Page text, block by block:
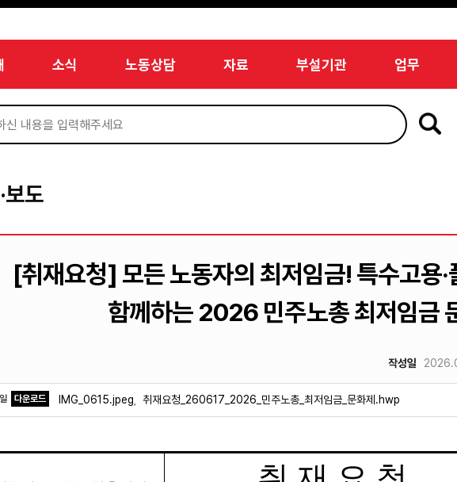
소식 노동상담 자료 부설기관 업무
보도
[취재요청] 모든 노동자의 최저임금! 특수고용
함께하는 2026 민주노총 최저임금
작성일
다운로드 IMG_0615.jpeg 취재요청_260617_2026_민주노총_최저임금_문화제.hwp